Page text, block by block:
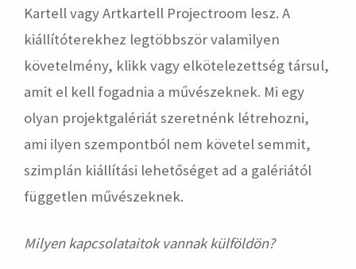
Kartell vagy Artkartell Projectroom lesz. A
kiállítóterekhez legtöbbször valamilyen
követelmény, klikk vagy elkötelezettség társul,
amit el kell fogadnia a művészeknek. Mi egy
olyan projektgalériát szeretnénk létrehozni,
ami ilyen szempontból nem követel semmit,
szimplán kiállítási lehetőséget ad a galériától
független művészeknek.
Milyen kapcsolataitok vannak külföldön?